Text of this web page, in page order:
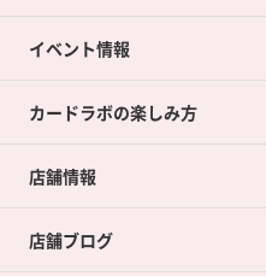
イベント情報
カードラボの楽しみ方
店舗情報
店舗ブログ